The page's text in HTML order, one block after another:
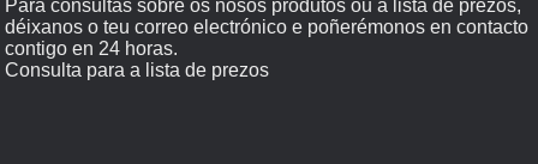
Para consultas sobre os nosos produtos ou a lista de prezos,
déixanos o teu correo electrónico e poñerémonos en contacto
contigo en 24 horas.
Consulta para a lista de prezos